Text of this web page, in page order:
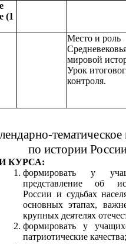
(1
Место и роль
мировой
Урок
контроля.
по истории
КУРСА:
формировать у
представление об
России и судьбах
основных этапах,
крупных деятелях
формировать у
патриотические качества;